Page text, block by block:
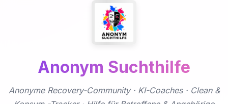
Anonym Suchthilfe
Anonyme Recovery-Community · KI-Coaches · Clean &